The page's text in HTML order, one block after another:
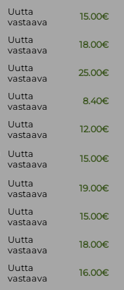
Uutta
vastaava
15.00€
Uutta
vastaava
18.00€
Uutta
vastaava
25.00€
Uutta
vastaava
8.40€
Uutta
vastaava
12.00€
Uutta
vastaava
15.00€
Uutta
vastaava
19.00€
Uutta
vastaava
15.00€
Uutta
vastaava
18.00€
Uutta
vastaava
16.00€